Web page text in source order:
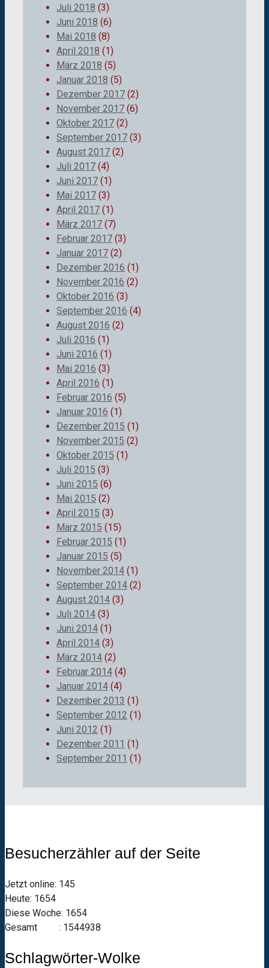
Juli 2018 (3)
Juni 2018 (6)
Mai 2018 (8)
April 2018 (1)
März 2018 (5)
Januar 2018 (5)
Dezember 2017 (2)
November 2017 (6)
Oktober 2017 (2)
September 2017 (3)
August 2017 (2)
Juli 2017 (4)
Juni 2017 (1)
Mai 2017 (3)
April 2017 (1)
März 2017 (7)
Februar 2017 (3)
Januar 2017 (2)
Dezember 2016 (1)
November 2016 (2)
Oktober 2016 (3)
September 2016 (4)
August 2016 (2)
Juli 2016 (1)
Juni 2016 (1)
Mai 2016 (3)
April 2016 (1)
Februar 2016 (5)
Januar 2016 (1)
Dezember 2015 (1)
November 2015 (2)
Oktober 2015 (1)
Juli 2015 (3)
Juni 2015 (6)
Mai 2015 (2)
April 2015 (3)
März 2015 (15)
Februar 2015 (1)
Januar 2015 (5)
November 2014 (1)
September 2014 (2)
August 2014 (3)
Juli 2014 (3)
Juni 2014 (1)
April 2014 (3)
März 2014 (2)
Februar 2014 (4)
Januar 2014 (4)
Dezember 2013 (1)
September 2012 (1)
Juni 2012 (1)
Dezember 2011 (1)
September 2011 (1)
Besucherzähler auf der Seite
Jetzt online: 145
Heute: 1654
Diese Woche: 1654
Gesamt : 1544938
Schlagwörter-Wolke